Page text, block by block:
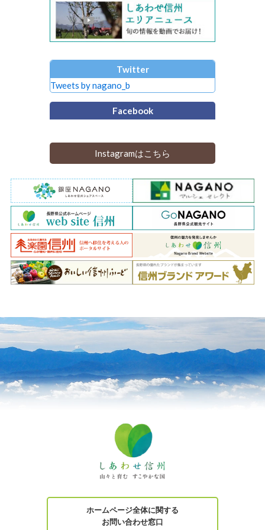
Twitter
Tweets by nagano_b
Facebook
Instagramはこちら
ホームページ全体に関する
お問い合わせ窓口